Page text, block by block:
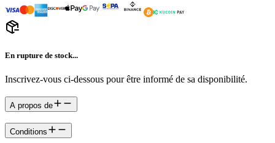
En rupture de stock...
Inscrivez-vous ci-dessous pour être informé de sa disponibilité.
A propos de
Conditions